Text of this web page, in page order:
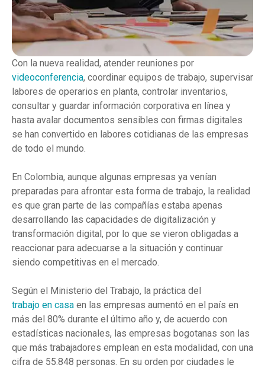
Con la nueva realidad, atender reuniones por
videoconferencia, coordinar equipos de trabajo, supervisar
labores de operarios en planta, controlar inventarios,
consultar y guardar información corporativa en línea y
hasta avalar documentos sensibles con firmas digitales
se han convertido en labores cotidianas de las empresas
de todo el mundo.
En Colombia, aunque algunas empresas ya venían
preparadas para afrontar esta forma de trabajo, la realidad
es que gran parte de las compañías estaba apenas
desarrollando las capacidades de digitalización y
transformación digital, por lo que se vieron obligadas a
reaccionar para adecuarse a la situación y continuar
siendo competitivas en el mercado.
Según el Ministerio del Trabajo, la práctica del
trabajo en casa en las empresas aumentó en el país en
más del 80% durante el último año y, de acuerdo con
estadísticas nacionales, las empresas bogotanas son las
que más trabajadores emplean en esta modalidad, con una
cifra de 55.848 personas. En su orden por ciudades le